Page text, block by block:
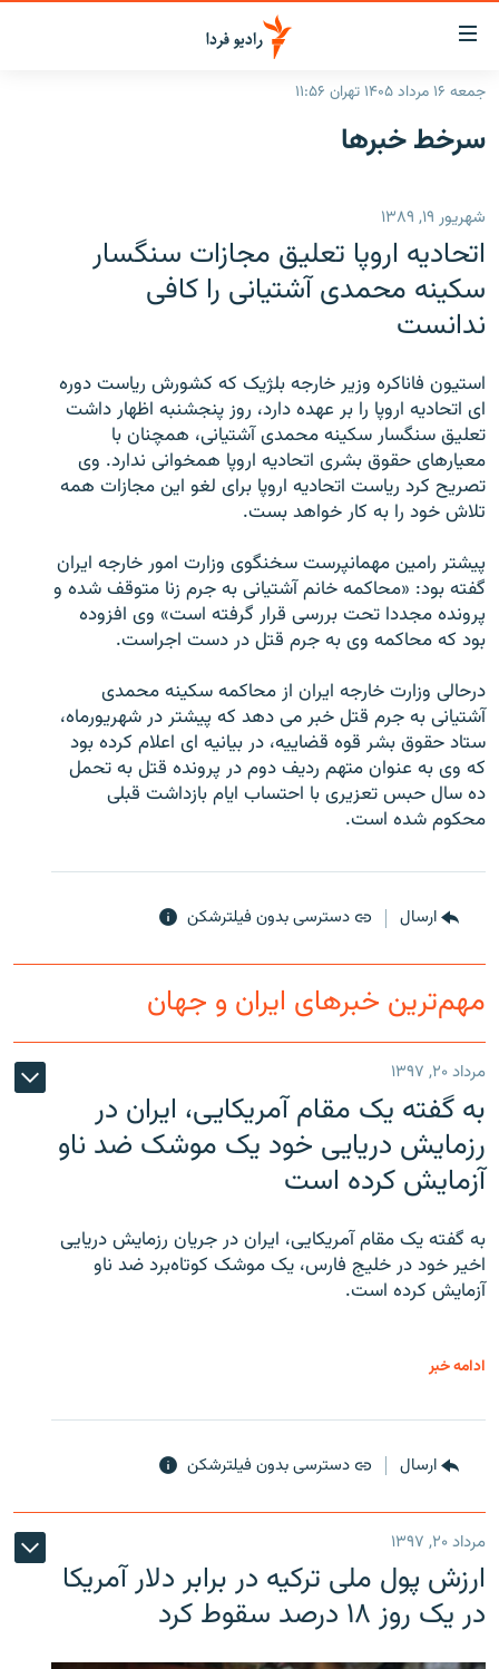
لینک‌های
قابلیت
دسترسی
بازگشت
اصلی
رفتن
صفحه
جستجو
ایران
رادیو
انتخاب کنید و بشنوید
برنامه‌های رادیویی
پادکست
چندرسانه‌ای
گزارش‌های ویدئویی
English
به ما بپیوندید
زبان‌های دیگر
جمعه ۱۶ مرداد ۱۴۰۵ تهران ۱۱:۵۶
سرخط‌ خبرها
شهریور ۱۹, ۱۳۸۹
اتحادیه اروپا تعلیق مجازات سنگسار
سکینه محمدی آشتیانی را کافی
ندانست
استیون فاناکره وزیر خارجه بلژیک که کشورش ریاست دوره
ای اتحادیه اروپا را بر عهده دارد، روز پنجشنبه اظهار داشت
تعلیق سنگسار سکینه محمدی آشتیانی، همچنان با
معیارهای حقوق بشری اتحادیه اروپا همخوانی ندارد. وی
تصریح کرد ریاست اتحادیه اروپا برای لغو این مجازات همه
تلاش خود را به کار خواهد بست.
پیشتر رامین مهمانپرست سخنگوی وزارت امور خارجه ایران
گفته بود: «محاکمه خانم آشتیانی به جرم زنا متوقف شده و
پرونده مجددا تحت بررسی قرار گرفته است» وی افزوده
بود که محاکمه وی به جرم قتل در دست اجراست.
درحالی وزارت خارجه ایران از محاکمه سکینه محمدی
آشتیانی به جرم قتل خبر می دهد که پیشتر در شهریورماه،
ستاد حقوق بشر قوه قضاییه، در بیانیه ای اعلام کرده بود
که وی به عنوان متهم ردیف دوم در پرونده قتل به تحمل
ده سال حبس تعزیری با احتساب ایام بازداشت قبلی
محکوم شده است.
ارسال دسترسی بدون فیلترشکن
مهم‌ترین خبرهای ایران و جهان
مرداد ۲۰, ۱۳۹۷
به گفته یک مقام آمریکایی، ایران در
رزمایش دریایی خود یک موشک ضد ناو
آزمایش کرده است
به گفته یک مقام آمریکایی، ایران در جریان رزمایش دریایی
اخیر خود در خلیج فارس، یک موشک کوتاه‌برد ضد ناو
آزمایش کرده است.
ادامه خبر
ارسال دسترسی بدون فیلترشکن
مرداد ۲۰, ۱۳۹۷
ارزش پول ملی ترکیه در برابر دلار آمریکا
در یک روز ۱۸ درصد سقوط کرد